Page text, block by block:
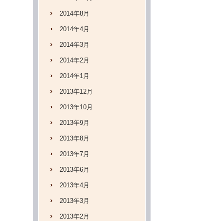
2014年8月
2014年4月
2014年3月
2014年2月
2014年1月
2013年12月
2013年10月
2013年9月
2013年8月
2013年7月
2013年6月
2013年4月
2013年3月
2013年2月